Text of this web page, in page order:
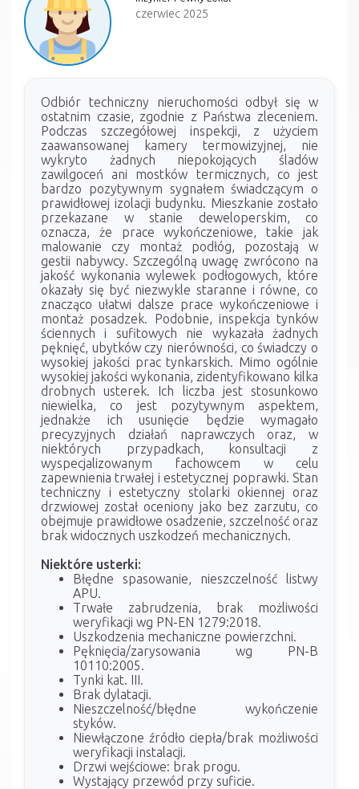
czerwiec 2025
Odbiór techniczny nieruchomości odbył się w
ostatnim czasie, zgodnie z Państwa zleceniem.
Podczas szczegółowej inspekcji, z użyciem
zaawansowanej kamery termowizyjnej, nie
wykryto żadnych niepokojących śladów
zawilgoceń ani mostków termicznych, co jest
bardzo pozytywnym sygnałem świadczącym o
prawidłowej izolacji budynku. Mieszkanie zostało
przekazane w stanie deweloperskim, co
oznacza, że prace wykończeniowe, takie jak
malowanie czy montaż podłóg, pozostają w
gestii nabywcy. Szczególną uwagę zwrócono na
jakość wykonania wylewek podłogowych, które
okazały się być niezwykle staranne i równe, co
znacząco ułatwi dalsze prace wykończeniowe i
montaż posadzek. Podobnie, inspekcja tynków
ściennych i sufitowych nie wykazała żadnych
pęknięć, ubytków czy nierówności, co świadczy o
wysokiej jakości prac tynkarskich. Mimo ogólnie
wysokiej jakości wykonania, zidentyfikowano kilka
drobnych usterek. Ich liczba jest stosunkowo
niewielka, co jest pozytywnym aspektem,
jednakże ich usunięcie będzie wymagało
precyzyjnych działań naprawczych oraz, w
niektórych przypadkach, konsultacji z
wyspecjalizowanym fachowcem w celu
zapewnienia trwałej i estetycznej poprawki. Stan
techniczny i estetyczny stolarki okiennej oraz
drzwiowej został oceniony jako bez zarzutu, co
obejmuje prawidłowe osadzenie, szczelność oraz
brak widocznych uszkodzeń mechanicznych.
Niektóre usterki:
Błędne spasowanie, nieszczelność listwy
APU.
Trwałe zabrudzenia, brak możliwości
weryfikacji wg PN-EN 1279:2018.
Uszkodzenia mechaniczne powierzchni.
Pęknięcia/zarysowania wg PN-B
10110:2005.
Tynki kat. III.
Brak dylatacji.
Nieszczelność/błędne wykończenie
styków.
Niewłączone źródło ciepła/brak możliwości
weryfikacji instalacji.
Drzwi wejściowe: brak progu.
Wystający przewód przy suficie.